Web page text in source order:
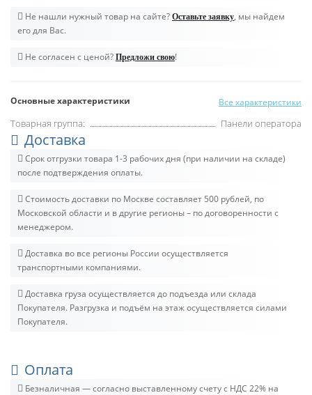
Не нашли нужный товар на сайте? Оставьте заявку, мы найдем
его для Вас.
Не согласен с ценой? Предложи свою!
Основные характеристики Все характеристики
Товарная группа: Панели оператора
Доставка
Срок отгрузки товара 1-3 рабочих дня (при наличии на складе)
после подтверждения оплаты.
Стоимость доставки по Москве составляет 500 рублей, по
Московской области и в другие регионы – по договоренности с
менеджером.
Доставка во все регионы России осуществляется
транспортными компаниями.
Доставка груза осуществляется до подъезда или склада
Покупателя. Разгрузка и подъём на этаж осуществляется силами
Покупателя.
Оплата
Безналичная — согласно выставленному счету c НДС 22% на